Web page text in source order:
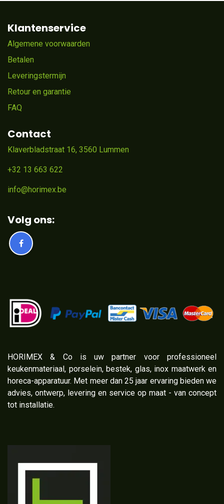
Klantenservice
Algemene voorwaarden
Betalen
Leveringstermijn
Retour en garantie
FAQ
Contact
Klaverbladstraat 16, 3560 Lummen
+32 13 663 622
info@horimex.be
Volg ons:
​HORIMEX & Co is uw partner voor professioneel
keukenmateriaal, porselein, bestek, glas, inox maatwerk en
horeca-apparatuur. Met meer dan 25 jaar ervaring bieden we
advies, ontwerp, levering en service op maat - van concept
tot installatie.